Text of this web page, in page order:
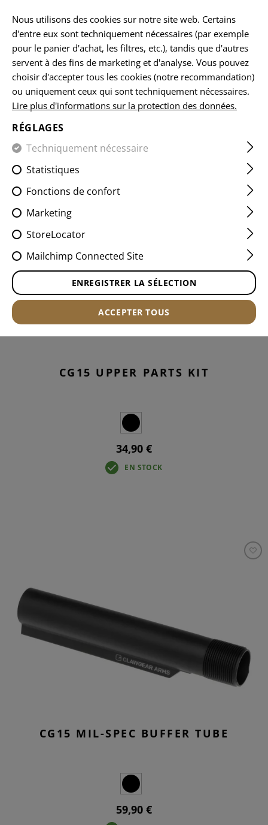
ACCUEIL ARMES À FEU ACCESSOIRES COMPOSANTS
FILTRE
CG15 UPPER PARTS KIT
34,90 €
EN STOCK
CG15 MIL-SPEC BUFFER TUBE
59,90 €
Nous utilisons des cookies sur notre site web. Certains
d'entre eux sont techniquement nécessaires (par exemple
pour le panier d'achat, les filtres, etc.), tandis que d'autres
servent à des fins de marketing et d'analyse. Vous pouvez
choisir d'accepter tous les cookies (notre recommandation)
ou uniquement ceux qui sont techniquement nécessaires.
Lire plus d'informations sur la protection des données.
RÉGLAGES
Techniquement nécessaire
Statistiques
Fonctions de confort
Marketing
StoreLocator
Mailchimp Connected Site
ENREGISTRER LA SÉLECTION
ACCEPTER TOUS